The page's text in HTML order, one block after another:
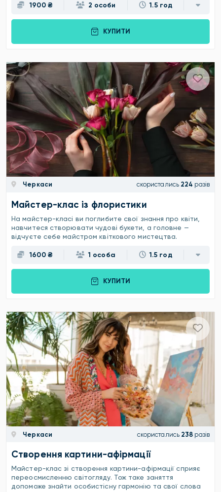
1900 ₴ 2 особи 1.5 год
КУПИТИ
Черкаси скористались 224 разів
Майстер-клас із флористики
На майстер-класі ви поглибите свої знання про квіти,
навчитеся створювати чудові букети, а головне —
відчуєте себе майстром квіткового мистецтва.
1600 ₴ 1 особа 1.5 год
КУПИТИ
Черкаси скористались 238 разів
Створення картини-афірмації
Майстер-клас зі створення картини-афірмації сприяє
переосмисленню світогляду. Тож таке заняття
допоможе знайти особистісну гармонію та свої слова